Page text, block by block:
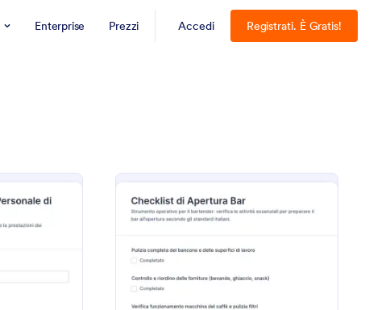
Enterprise Prezzi Accedi Registrati. È Gratis!
Anteprima